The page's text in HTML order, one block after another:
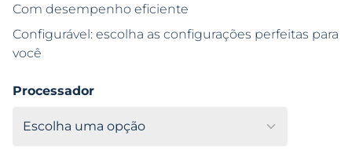
Com desempenho eficiente
Configurável: escolha as configurações perfeitas para
você
Processador